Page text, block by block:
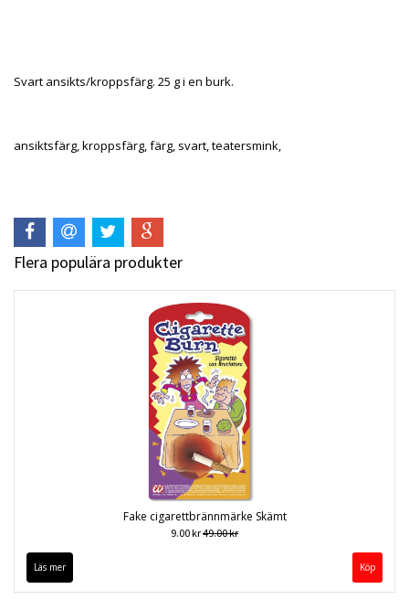
Svart ansikts/kroppsfärg. 25 g i en burk.
ansiktsfärg, kroppsfärg, färg, svart, teatersmink,
Flera populära produkter
Fake cigarettbrännmärke Skämt
9.00 kr49.00 kr
Läs mer